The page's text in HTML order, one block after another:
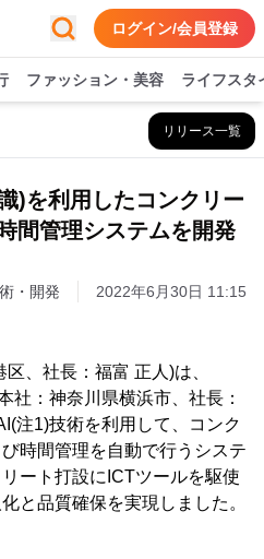
ログイン/会員登録
ファッション・美容 ライフスタ
リリース一覧
)を利用したコンクリー
間管理システムを開発
・開発 2022年6月30日 11:15
、社長：福富 正人)は、
社：神奈川県横浜市、社長：
注1)技術を利用して、コンク
時間管理を自動で行うシステ
ート打設にICTツールを駆使
と品質確保を実現しました。